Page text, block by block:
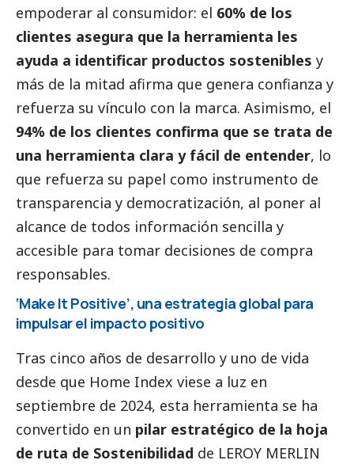
empoderar al consumidor: el 60% de los
clientes asegura que la herramienta les
ayuda a identificar productos sostenibles y
más de la mitad afirma que genera confianza y
refuerza su vínculo con la marca. Asimismo, el
94% de los clientes confirma que se trata de
una herramienta clara y fácil de entender, lo
que refuerza su papel como instrumento de
transparencia y democratización, al poner al
alcance de todos información sencilla y
accesible para tomar decisiones de compra
responsables.
‘Make It Positive’, una estrategia global para
impulsar el impacto positivo
Tras cinco años de desarrollo y uno de vida
desde que Home Index viese a luz en
septiembre de 2024, esta herramienta se ha
convertido en un pilar estratégico de la hoja
de ruta de Sostenibilidad de LEROY MERLIN